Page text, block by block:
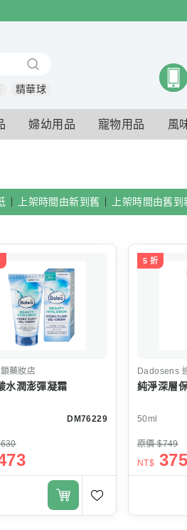
精華球
婦幼用品 寵物用品 風
上架時間由新到舊 上架時間由舊到
藥妝店
水潤澎彈凝霜
DM76229
5 折
Dadosens
純淨深層
50ml
原價 $749
NT$ 375